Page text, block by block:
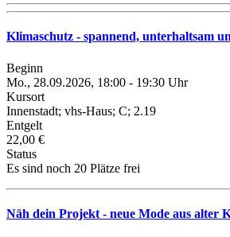
Klimaschutz - spannend, unterhaltsam
Beginn
Mo., 28.09.2026, 18:00 - 19:30 Uhr
Kursort
Innenstadt; vhs-Haus; C; 2.19
Entgelt
22,00 €
Status
Es sind noch 20 Plätze frei
Näh dein Projekt - neue Mode aus alter